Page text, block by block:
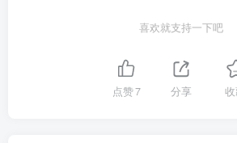
一2030年)》进一步提出“推动支持空天地设施
智联网技术和标准探索”。发展低空智联网是推
展，完善低空运输的重要技术基础，作为参与
喜欢就支持一下吧
点赞7 分享